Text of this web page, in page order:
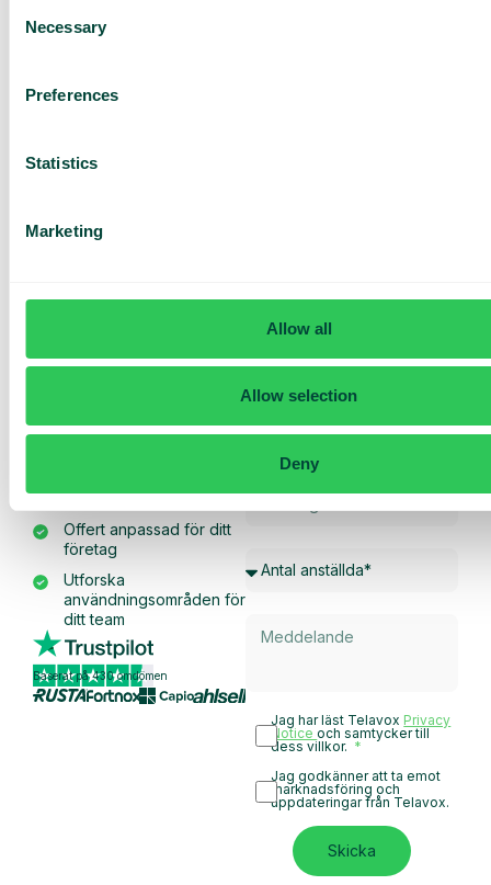
Selection
Necessary
Preferences
Statistics
Marketing
Allow all
Allow selection
Deny
behöver. Försök sedan hitta ett abonnemang som är
funktioner sätts före användarvänlighet.
Få en
skräddarsydd
demo och
tjänster
Offert anpassad för ditt
företag
Utforska
användningsområden för
ditt team
Baserat på 430 omdömen
Jag har läst Telavox Privacy
Noticeoch samtycker till
dess villkor.
Jag godkänner att ta emot
marknadsföring och
uppdateringar från Telavox.
Skicka